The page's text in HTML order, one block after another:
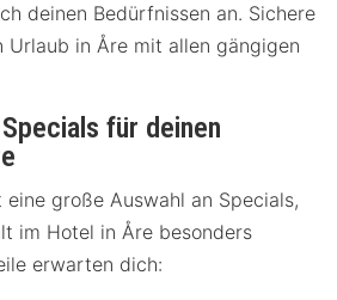
deinen Bedürfnissen an. Sichere
in Åre mit allen gängigen
für deinen
große Auswahl an Specials,
im Hotel in Åre besonders
erwarten dich: